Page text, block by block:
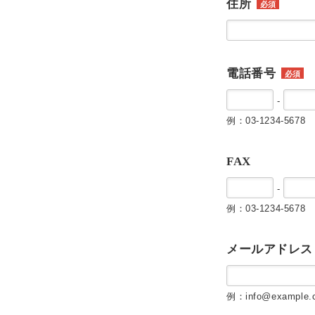
住所 必須
電話番号 必須
-
例：03-1234-5678
FAX
-
例：03-1234-5678
メールアドレス
例：